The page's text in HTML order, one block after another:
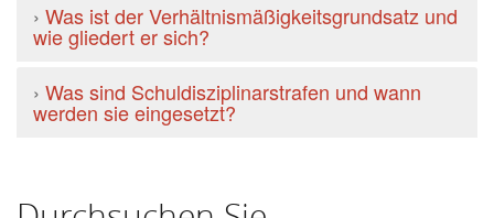
› Was ist der Verhältnismäßigkeitsgrundsatz und
wie gliedert er sich?
› Was sind Schuldisziplinarstrafen und wann
werden sie eingesetzt?